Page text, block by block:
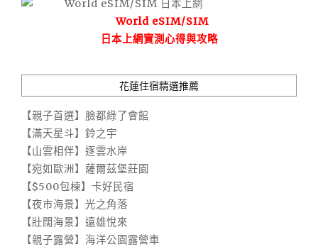
World eSIM/SIM
日本上網實測心得與攻略
花蓮住宿精選推薦
【親子首選】臉都綠了會館
【滿天星斗】鈴之宇
【山雲相伴】逐雲水岸
【宛如歐洲】薩爾茲堡莊園
【$500包棟】卡好民宿
【夜市海景】光之角落
【壯闊海景】遠雄悅來
【親子露營】海洋公園露營車